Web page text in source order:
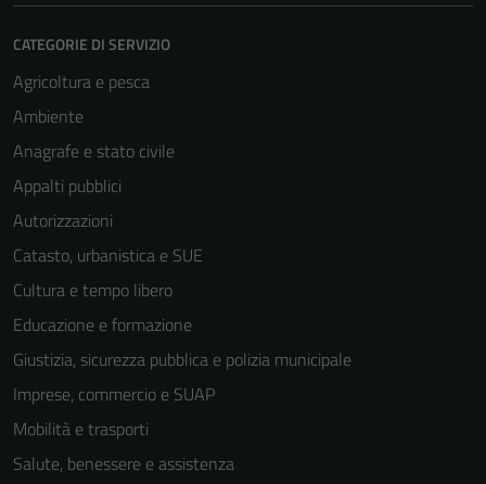
CATEGORIE DI SERVIZIO
Agricoltura e pesca
Ambiente
Anagrafe e stato civile
Appalti pubblici
Autorizzazioni
Catasto, urbanistica e SUE
Cultura e tempo libero
Educazione e formazione
Giustizia, sicurezza pubblica e polizia municipale
Imprese, commercio e SUAP
Mobilità e trasporti
Salute, benessere e assistenza